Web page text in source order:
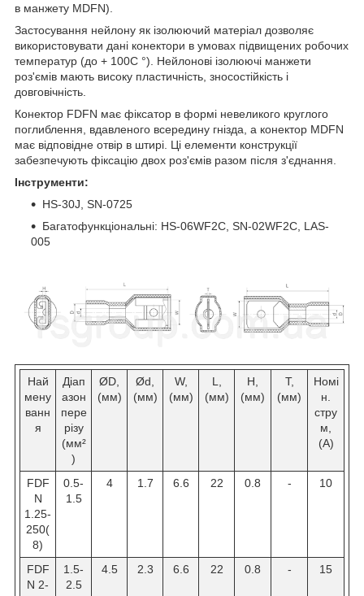
в манжету MDFN).
Застосування нейлону як ізолюючий матеріал дозволяє
використовувати дані конектори в умовах підвищених робочих
температур (до + 100С °). Нейлонові ізолюючі манжети
роз'ємів мають високу пластичність, зносостійкість і
довговічність.
Конектор FDFN має фіксатор в формі невеликого круглого
поглиблення, вдавленого всередину гнізда, а конектор MDFN
має відповідне отвір в штирі. Ці елементи конструкції
забезпечують фіксацію двох роз'ємів разом після з'єднання.
Інструменти:
HS-30J, SN-0725
Багатофункціональні: HS-06WF2C, SN-02WF2C, LAS-
005
Най
мену
ванн
я
Діап
азон
пере
різу
(мм²
)
ØD,
(мм)
Ød,
(мм)
W,
(мм)
L,
(мм)
H,
(мм)
T,
(мм)
Номі
н.
стру
м,
(А)
FDF
N
1.25-
250(
8)
0.5-
1.5
4 1.7 6.6 22 0.8 - 10
FDF
N 2-
1.5-
2.5
4.5 2.3 6.6 22 0.8 - 15